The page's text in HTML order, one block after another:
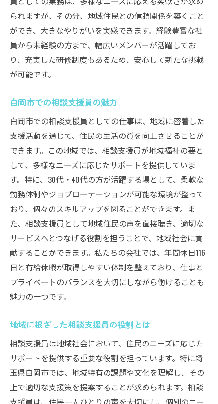
相談支援員求人が魅力的な理由
働きやすさを重視する相談支援員の求人
30代・40代が挑戦する相談支援員の魅力
福祉業界での相談支援員のキャリアパス
相談支援員として福祉に挑戦する方法
相談支援員としてのスキルアップ法
相談支援員が直面する課題と解決策
相談支援員としての役割を再発見
福祉に挑戦する相談支援員の心構え
相談支援員としての成長ステップ
白岡市で相談支援員としてのキャリアを築く
相談支援員のキャリア形成のポイント
白岡市で相談支援員としての成長を
相談支援員が目指すべき未来の姿
相談支援員のキャリアアップ事例
相談支援員としての職場環境の選び方
白岡市で相談支援員としての道を拓く
相談支援員の求人で未来を創る
福祉に貢献する相談支援員の重要性
相談支援員が拓く福祉の可能性
求人で見つける相談支援員の新たな挑戦
相談支援員としての福祉の未来を描く
られますが、その分、地域住民との信頼関係を築くこと
ができ、大きなやりがいを実感できます。経験豊富な社
員から未経験の方まで、幅広いメンバーが活躍してお
り、充実した研修制度もあるため、安心して新たな挑戦
が可能です。
白岡市での相談支援員の魅力
白岡市での相談支援員としての仕事は、地域に密着した
支援活動を通じて、住民の生活の質を向上させることが
できます。この地域では、相談支援員が地域福祉の要と
して、多様なニーズに応じたサポートを提供していま
す。特に、30代・40代の方が活躍する場として、柔軟な
勤務体制やジョブローテーションが可能な環境が整って
おり、個々のスキルアップを図ることができます。ま
た、相談支援員として地域住民の声を直接聴き、適切な
サービスへとつなげる役割を担うことで、地域社会に貢
献することができます。私たちの会社では、年間休日116
日と有給休暇が取得しやすい体制を整えており、仕事と
プライベートのバランスを大切にしながら働けることも
魅力の一つです。
地域に根ざした相談支援員の役割とは
相談支援員は地域社会において、住民のニーズに応じた
サポートを提供する重要な役割を担っています。特に埼
玉県白岡市では、地域特有の課題や文化を理解し、その
上で適切な支援策を提案することが求められます。相談
支援員は、住民一人ひとりの声を大切にし、個別のニー